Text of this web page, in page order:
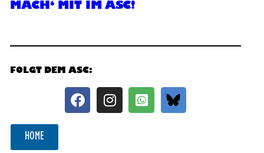
MACH‘ MIT IM ASC!
FOLGT DEM ASC:
HOME